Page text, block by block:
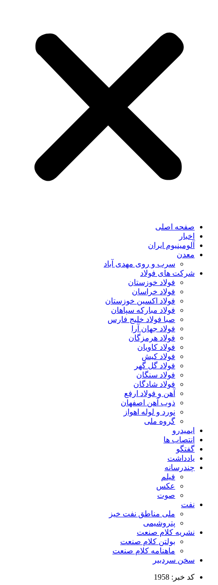
صفحه اصلی
اخبار
آلومینیوم ایران
معدن
سرب و روی مهدی آباد
شرکت های فولاد
فولاد خوزستان
فولاد خراسان
فولاد اکسین خوزستان
فولاد مبارکه سپاهان
صبا فولاد خلیج فارس
فولاد جهان آرا
فولاد هرمزگان
فولاد کاویان
فولاد کیش
فولاد گل گهر
فولاد سنگان
فولاد شادگان
آهن و فولاد ارفع
ذوب آهن اصفهان
نورد و لوله اهواز
گروه ملی
ایمیدرو
انتصاب ها
گفتگو
یادداشت
چندرسانه
فیلم
عکس
صوت
نفت
ملی مناطق نفت خیز
پتروشیمی
نشریه کلام صنعت
بولتن کلام صنعت
ماهنامه کلام صنعت
سخن سردبیر
کد خبر: 1958